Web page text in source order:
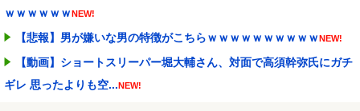
ｗｗｗｗｗｗNEW!
【悲報】男が嫌いな男の特徴がこちらｗｗｗｗｗｗｗｗｗｗNEW!
【動画】ショートスリーパー堀大輔さん、対面で高須幹弥氏にガチ
ギレ 思ったよりも空...NEW!